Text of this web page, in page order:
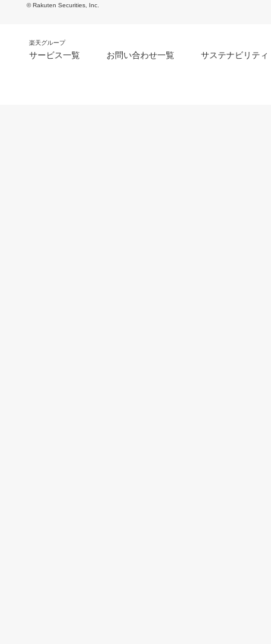
© Rakuten Securities, Inc.
楽天グループ
サービス一覧 お問い合わせ一覧 サステナビリティ